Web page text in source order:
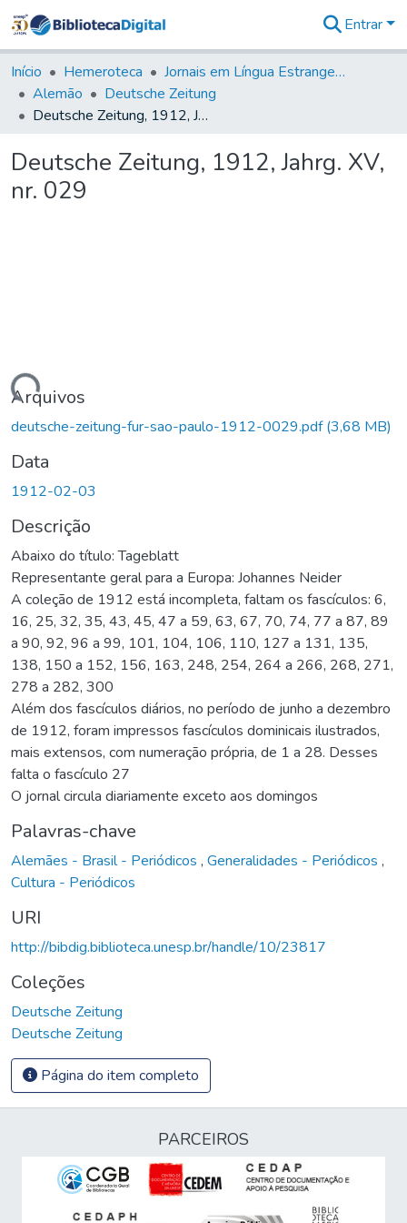
&
Coleções
Tudo na
Biblioteca
Estatísticas
Entrar
Início Hemeroteca
Jornais em Língua Estrangeira
Alemão
Deutsche Zeitung
Deutsche Zeitung, 1912, Jahrg. XV, nr. 029
Deutsche Zeitung, 1912, Jahrg. XV,
nr. 029
Arquivos
deutsche-zeitung-fur-sao-paulo-1912-0029.pdf(3,68 MB)
Data
1912-02-03
Descrição
Abaixo do título: Tageblatt
Representante geral para a Europa: Johannes Neider
A coleção de 1912 está incompleta, faltam os fascículos: 6,
16, 25, 32, 35, 43, 45, 47 a 59, 63, 67, 70, 74, 77 a 87, 89
a 90, 92, 96 a 99, 101, 104, 106, 110, 127 a 131, 135,
138, 150 a 152, 156, 163, 248, 254, 264 a 266, 268, 271,
278 a 282, 300
Além dos fascículos diários, no período de junho a dezembro
de 1912, foram impressos fascículos dominicais ilustrados,
mais extensos, com numeração própria, de 1 a 28. Desses
falta o fascículo 27
O jornal circula diariamente exceto aos domingos
Palavras-chave
Alemães - Brasil - Periódicos , Generalidades - Periódicos ,
Cultura - Periódicos
URI
http://bibdig.biblioteca.unesp.br/handle/10/23817
Coleções
Deutsche Zeitung
Deutsche Zeitung
Página do item completo
PARCEIROS